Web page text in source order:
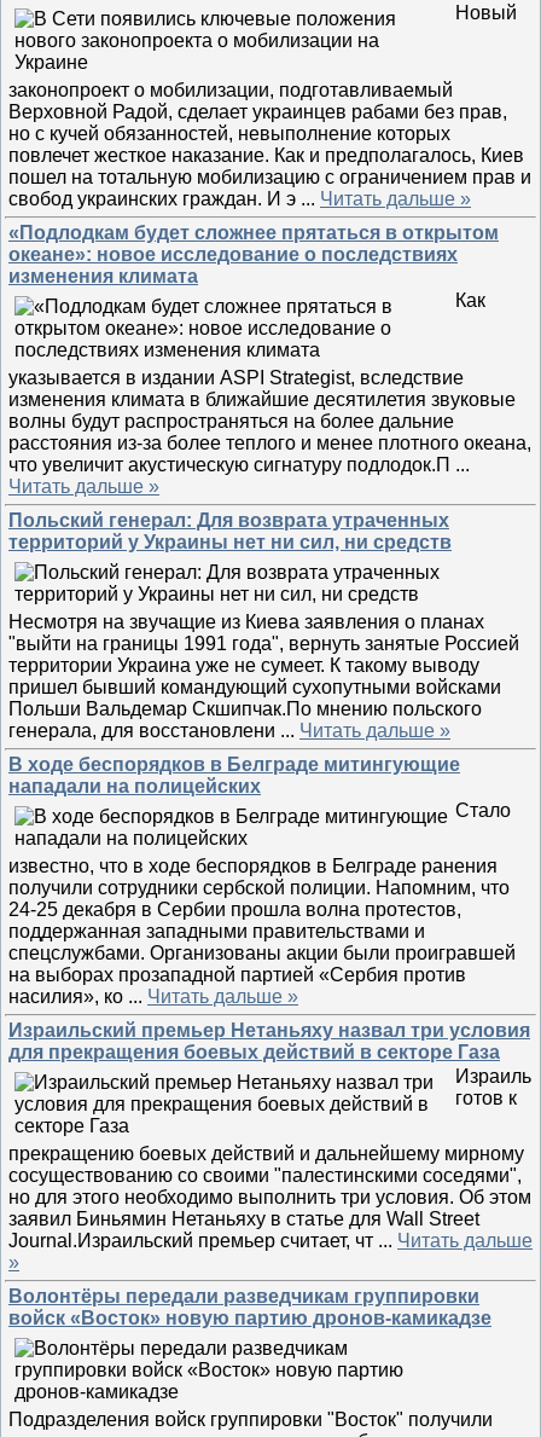
Новый
законопроект о мобилизации, подготавливаемый
Верховной Радой, сделает украинцев рабами без прав,
но с кучей обязанностей, невыполнение которых
повлечет жесткое наказание. Как и предполагалось, Киев
пошел на тотальную мобилизацию с ограничением прав и
свобод украинских граждан. И э ... Читать дальше »
«Подлодкам будет сложнее прятаться в открытом
океане»: новое исследование о последствиях
изменения климата
Как
указывается в издании ASPI Strategist, вследствие
изменения климата в ближайшие десятилетия звуковые
волны будут распространяться на более дальние
расстояния из-за более теплого и менее плотного океана,
что увеличит акустическую сигнатуру подлодок.П ...
Читать дальше »
Польский генерал: Для возврата утраченных
территорий у Украины нет ни сил, ни средств
Несмотря на звучащие из Киева заявления о планах
"выйти на границы 1991 года", вернуть занятые Россией
территории Украина уже не сумеет. К такому выводу
пришел бывший командующий сухопутными войсками
Польши Вальдемар Скшипчак.По мнению польского
генерала, для восстановлени ... Читать дальше »
В ходе беспорядков в Белграде митингующие
нападали на полицейских
Стало
известно, что в ходе беспорядков в Белграде ранения
получили сотрудники сербской полиции. Напомним, что
24-25 декабря в Сербии прошла волна протестов,
поддержанная западными правительствами и
спецслужбами. Организованы акции были проигравшей
на выборах прозападной партией «Сербия против
насилия», ко ... Читать дальше »
Израильский премьер Нетаньяху назвал три условия
для прекращения боевых действий в секторе Газа
Израиль
готов к
прекращению боевых действий и дальнейшему мирному
сосуществованию со своими "палестинскими соседями",
но для этого необходимо выполнить три условия. Об этом
заявил Биньямин Нетаньяху в статье для Wall Street
Journal.Израильский премьер считает, чт ... Читать дальше
»
Волонтёры передали разведчикам группировки
войск «Восток» новую партию дронов-камикадзе
Подразделения войск группировки "Восток" получили